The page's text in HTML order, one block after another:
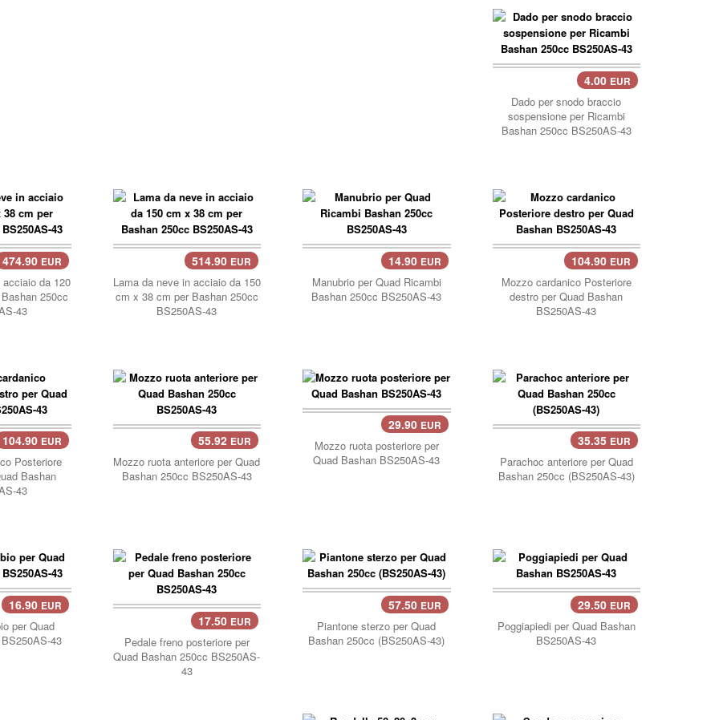
4.00 EUR
Dado per snodo braccio
sospensione per Ricambi
Bashan 250cc BS250AS-43
474.90 EUR
da 120
250cc
43
carrello..514.90 EUR
Lama da neve in acciaio da 150
cm x 38 cm per Bashan 250cc
BS250AS-43
14.90 EUR
Manubrio per Quad Ricambi
Bashan 250cc BS250AS-43
carrello.. 104.90 EUR
Mozzo cardanico Posteriore
destro per Quad Bashan
BS250AS-43
104.90 EUR
Posteriore
Bashan
43
55.92 EUR
Mozzo ruota anteriore per Quad
Bashan 250cc BS250AS-43
29.90 EUR
Mozzo ruota posteriore per
Quad Bashan BS250AS-43
35.35 EUR
Parachoc anteriore per Quad
Bashan 250cc (BS250AS-43)
16.90 EUR
per Quad
43
17.50 EUR
Pedale freno posteriore per
Quad Bashan 250cc BS250AS-
43
57.50 EUR
Piantone sterzo per Quad
Bashan 250cc (BS250AS-43)
29.50 EUR
Poggiapiedi per Quad Bashan
BS250AS-43